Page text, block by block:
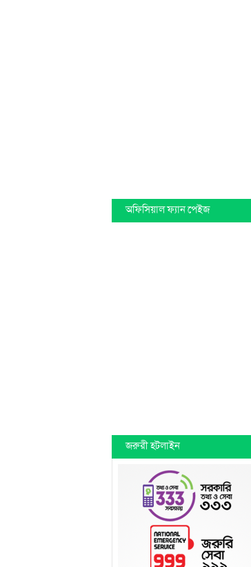
অফিসিয়াল ফ্যান পেইজ
জরুরী হটলাইন